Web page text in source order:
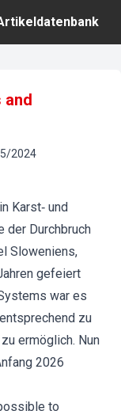
and
5/2024
Karst‐ und
der Durchbruch
Sloweniens,
gefeiert
war es
zu
ermöglich. Nun
2026
to